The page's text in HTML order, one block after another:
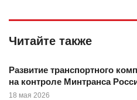
Читайте также
Развитие транспортного
на контроле Минтранса
18 мая 2026